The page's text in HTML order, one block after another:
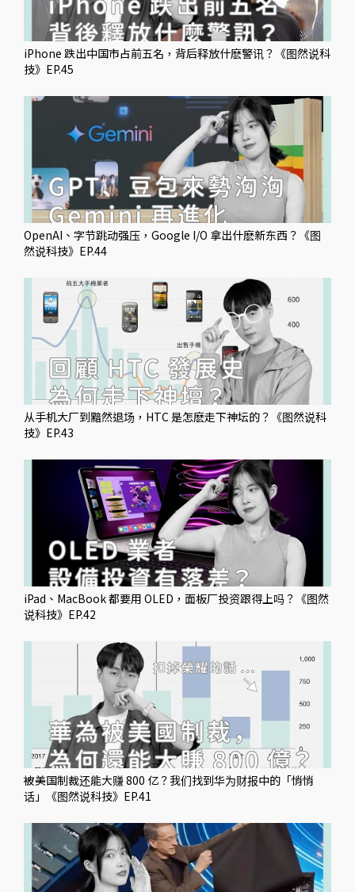
iPhone 跌出中国市占前五名，背后释放什麽警讯？《图然说科
技》EP.45
OpenAI、字节跳动强压，Google I/O 拿出什麽新东西？《图
然说科技》EP.44
从手机大厂到黯然退场，HTC 是怎麽走下神坛的？《图然说科
技》EP.43
iPad、MacBook 都要用 OLED，面板厂投资跟得上吗？《图然
说科技》EP.42
被美国制裁还能大赚 800 亿？我们找到华为财报中的「悄悄
话」《图然说科技》EP.41